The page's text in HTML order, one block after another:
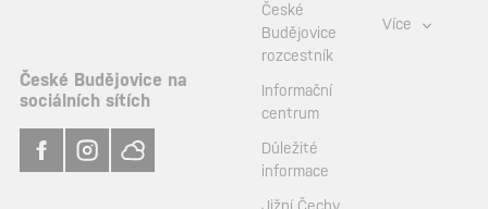
České Budějovice na
sociálních sítích
České
Budějovice
rozcestník
Informační
centrum
Důležité
informace
Více